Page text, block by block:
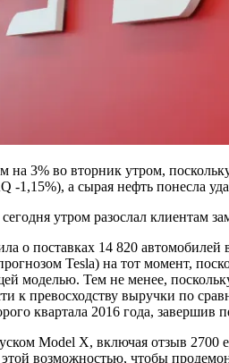
3% во вторник утром,
-1,15%), а сырая нефть понесла
утром разослал клиентам
о поставках 14 820
Tesla) на тот момент,
моделью. Тем не менее,
к превосходству выручки по
квартала 2016 года,
Model X, включая отзыв 2700
этой возможностью, чтобы